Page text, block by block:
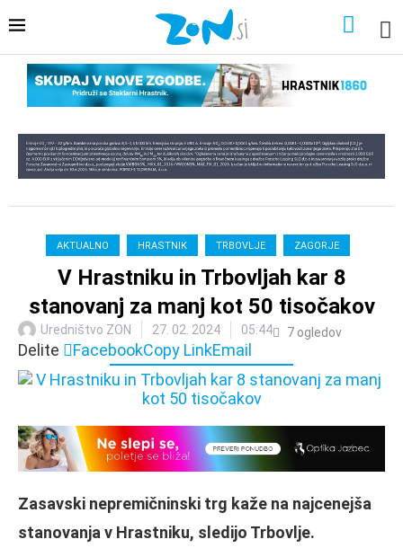
AKTUALNO HRASTNIK TRBOVLJE ZAGORJE
V Hrastniku in Trbovljah kar 8
stanovanj za manj kot 50 tisočakov
Uredništvo ZON 27. 02. 2024 05:44 7 ogledov
Delite FacebookCopy LinkEmail
Zasavski nepremičninski trg kaže na najcenejša
stanovanja v Hrastniku, sledijo Trbovlje.